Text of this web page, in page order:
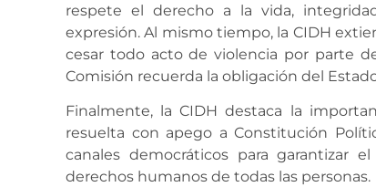
respete el derecho a la vida,
expresión. Al mismo tiempo, la CIDH
cesar todo acto de violencia por parte
Comisión recuerda la obligación del
Finalmente, la CIDH destaca la
resuelta con apego a Constitución
canales democráticos para garantizar
derechos humanos de todas las personas.